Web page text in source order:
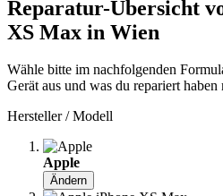
Reparatur-Übersicht
XS Max in Wien
Wähle bitte im nachfolgenden
Gerät aus und was du repariert haben
Hersteller / Modell
Apple
Ändern